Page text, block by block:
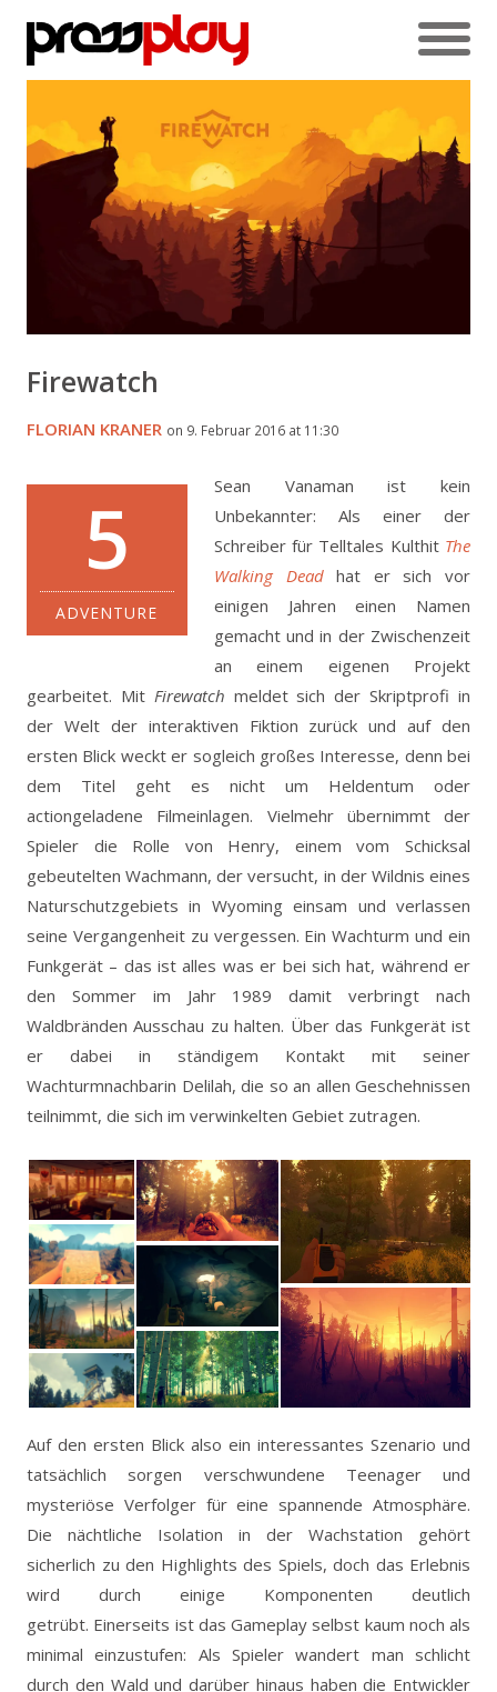
Firewatch
FLORIAN KRANER on 9. Februar 2016 at 11:30
5
ADVENTURE
Sean Vanaman ist kein
Unbekannter: Als einer der
Schreiber für Telltales Kulthit The
Walking Dead hat er sich vor
einigen Jahren einen Namen
gemacht und in der Zwischenzeit
an einem eigenen Projekt
gearbeitet. Mit Firewatch meldet sich der Skriptprofi in
der Welt der interaktiven Fiktion zurück und auf den
ersten Blick weckt er sogleich großes Interesse, denn bei
dem Titel geht es nicht um Heldentum oder
actiongeladene Filmeinlagen. Vielmehr übernimmt der
Spieler die Rolle von Henry, einem vom Schicksal
gebeutelten Wachmann, der versucht, in der Wildnis eines
Naturschutzgebiets in Wyoming einsam und verlassen
seine Vergangenheit zu vergessen. Ein Wachturm und ein
Funkgerät – das ist alles was er bei sich hat, während er
den Sommer im Jahr 1989 damit verbringt nach
Waldbränden Ausschau zu halten. Über das Funkgerät ist
er dabei in ständigem Kontakt mit seiner
Wachturmnachbarin Delilah, die so an allen Geschehnissen
teilnimmt, die sich im verwinkelten Gebiet zutragen.
Auf den ersten Blick also ein interessantes Szenario und
tatsächlich sorgen verschwundene Teenager und
mysteriöse Verfolger für eine spannende Atmosphäre.
Die nächtliche Isolation in der Wachstation gehört
sicherlich zu den Highlights des Spiels, doch das Erlebnis
wird durch einige Komponenten deutlich
getrübt. Einerseits ist das Gameplay selbst kaum noch als
minimal einzustufen: Als Spieler wandert man schlicht
durch den Wald und darüber hinaus haben die Entwickler